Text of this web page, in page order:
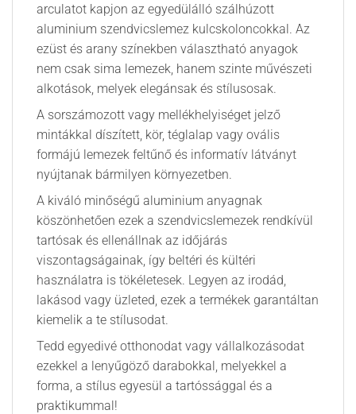
arculatot kapjon az egyedülálló szálhúzott
aluminium szendvicslemez kulcskoloncokkal. Az
ezüst és arany színekben választható anyagok
nem csak sima lemezek, hanem szinte művészeti
alkotások, melyek elegánsak és stílusosak.
A sorszámozott vagy mellékhelyiséget jelző
mintákkal díszített, kör, téglalap vagy ovális
formájú lemezek feltűnő és informatív látványt
nyújtanak bármilyen környezetben.
A kiváló minőségű aluminium anyagnak
köszönhetően ezek a szendvicslemezek rendkívül
tartósak és ellenállnak az időjárás
viszontagságainak, így beltéri és kültéri
használatra is tökéletesek. Legyen az irodád,
lakásod vagy üzleted, ezek a termékek garantáltan
kiemelik a te stílusodat.
Tedd egyedivé otthonodat vagy vállalkozásodat
ezekkel a lenyűgöző darabokkal, melyekkel a
forma, a stílus egyesül a tartóssággal és a
praktikummal!